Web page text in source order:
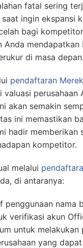
fatal sering
ingin ekspansi
bagi
Anda
di masa
pendaftaran
akan semakin
ini memastikan
hadir
kompetitor.
melalui
di antaranya:
nama
verifikasi akun
untuk
yang